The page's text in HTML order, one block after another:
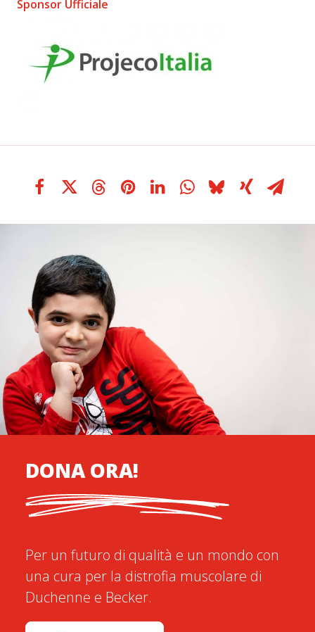
Sponsor Ufficiale
DONA ORA!
Per un futuro di qualità e un mondo con
una cura per la distrofia muscolare di
Duchenne e Becker.